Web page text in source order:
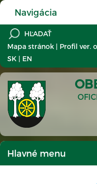
Navigácia
Mapa stránok | Profil ver.
SK | EN
Hlavné menu